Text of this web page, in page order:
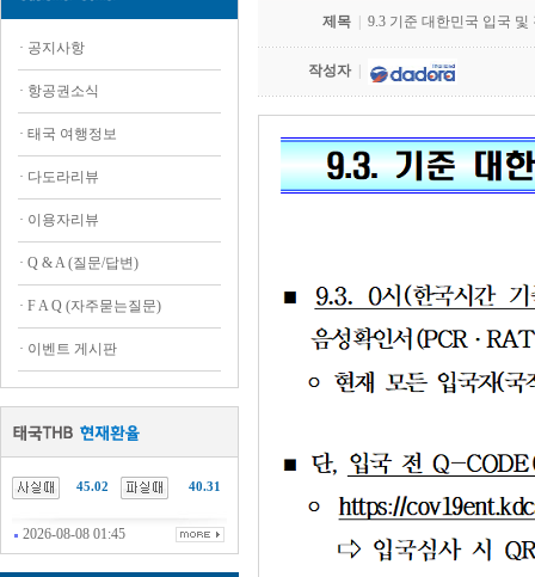
· 공지사항
· 항공권소식
· 태국 여행정보
· 다도라리뷰
· 이용자리뷰
· Q & A (질문/답변)
· F A Q (자주묻는질문)
· 이벤트 게시판
45.02 40.31
2026-08-08 01:45
제목 9.3 기준 대한민국 입국
작성자